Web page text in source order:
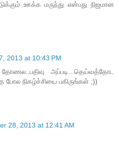
ஊக்க மருந்து என்பது நிஜமான
2013 at 10:43 PM
அப்படி...தெய்வத்தோட
போல நிகழ்ச்சியை பகிருங்கள் ;))
28, 2013 at 12:41 AM